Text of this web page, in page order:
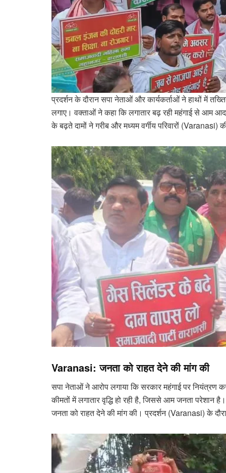
प्रदर्शन के दौरान सपा नेताओं और कार्यकर्ताओं ने हाथों में
लगाए। वक्ताओं ने कहा कि लगातार बढ़ रही महंगाई से आम
के बढ़ते दामों ने गरीब और मध्यम वर्गीय परिवारों (Varanasi)
Varanasi: जनता को राहत देने की मांग की
सपा नेताओं ने आरोप लगाया कि सरकार महंगाई पर
कीमतों में लगातार वृद्धि हो रही है, जिससे आम जनता परेशान
जनता को राहत देने की मांग की। प्रदर्शन (Varanasi) के